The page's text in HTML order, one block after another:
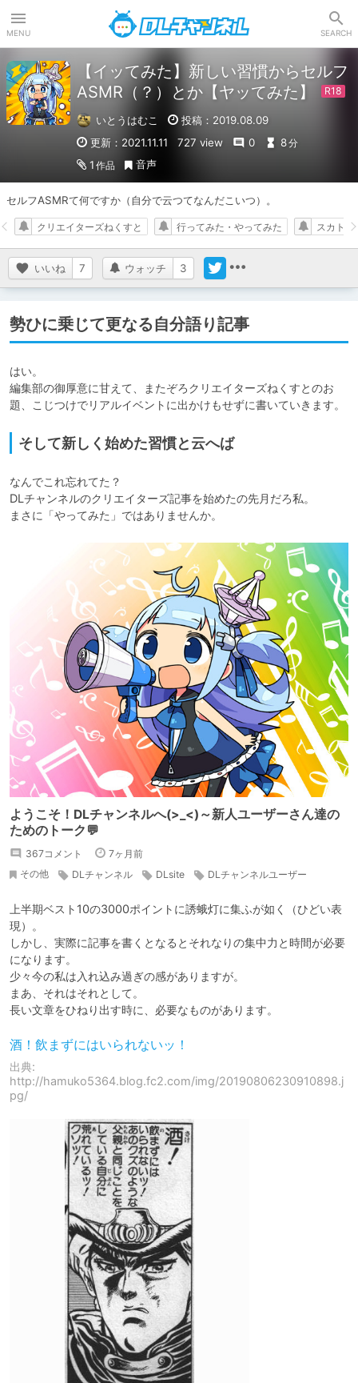
MENU SEARCH
【イッてみた】新しい習慣からセルフ
ASMR（？）とか【ヤッてみた】
いとうはむこ
投稿：2019.08.09
更新：2021.11.11
727 view 0 8分
1 作品 音声
セルフASMRて何ですか（自分で云つてなんだこいつ）。
いいね 7 ウォッチ 3
クリエイターズねくすと 行ってみた・やってみた スカトロ
勢ひに乗じて更なる自分語り記事
はい。
編集部の御厚意に甘えて、またぞろクリエイターズねくすとのお
題、こじつけでリアルイベントに出かけもせずに書いていきます。
そして新しく始めた習慣と云へば
なんでこれ忘れてた？
DLチャンネルのクリエイターズ記事を始めたの先月だろ私。
まさに「やってみた」ではありませんか。
ようこそ！DLチャンネルへ(>_<)～新人ユーザーさん達の
ためのトーク💬
367コメント
7ヶ月前
その他
DLチャンネル DLsite DLチャンネルユーザー
オススメ記事の紹介
上半期ベスト10の3000ポイントに誘蛾灯に集ふが如く（ひどい表
現）。
しかし、実際に記事を書くとなるとそれなりの集中力と時間が必要
になります。
少々今の私は入れ込み過ぎの感がありますが。
まあ、それはそれとして。
長い文章をひねり出す時に、必要なものがあります。
酒！飲まずにはいられないッ！
出典:
http://hamuko5364.blog.fc2.com/img/20190806230910898.j
pg/